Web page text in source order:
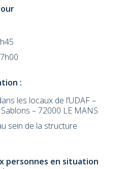
:
les locaux de l’UDAF –
– 72000 LE MANS
sein de la structure
personnes en situation